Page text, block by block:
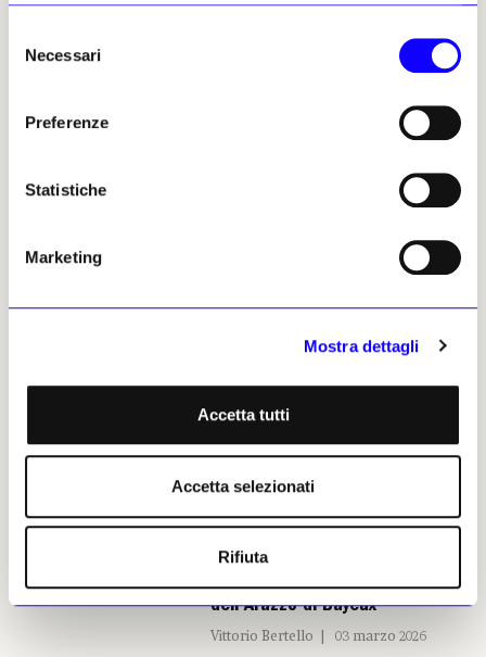
delNecessari
Preferenze
Statistiche
Marketing
Mostra dettagli
Accetta tutti
Accetta selezionati
Rifiuta
Fund; e una carta emanata da Guglielmo I nel
1067 di proprietà del London Archive.
Cecilia Paccagnella, 19 maggio
ARTICOLI CORRELATI
Il British Museum ottiene una
sponsorizzazione di 5 milioni di
dell’Arazzo di Bayeux
Vittorio Bertello 03 marzo 2026